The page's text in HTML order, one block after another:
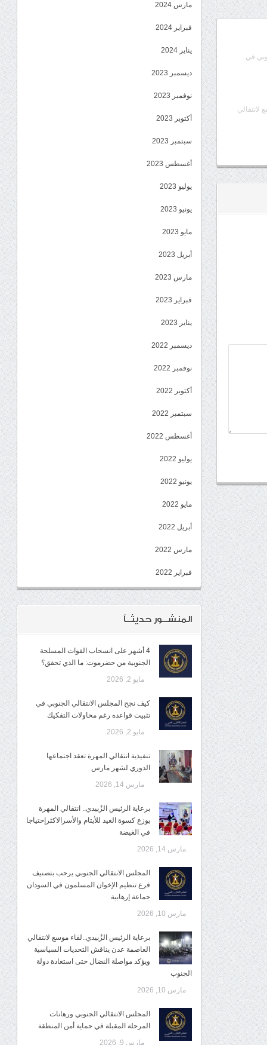
في
لانتقالي
مارس 2024
فبراير 2024
يناير 2024
ديسمبر 2023
نوفمبر 2023
أكتوبر 2023
سبتمبر 2023
أغسطس 2023
يوليو 2023
يونيو 2023
مايو 2023
أبريل 2023
مارس 2023
فبراير 2023
يناير 2023
ديسمبر 2022
نوفمبر 2022
أكتوبر 2022
سبتمبر 2022
أغسطس 2022
يوليو 2022
يونيو 2022
مايو 2022
أبريل 2022
مارس 2022
فبراير 2022
المنشــور حديثــاً
4 أشهر على انسحاب القوات المسلحة
الجنوبية من حضرموت: ما الذي تحقق؟
مايو 2, 2026
كيف نجح المجلس الانتقالي الجنوبي في
تثبيت قواعده رغم محاولات التفكيك
مايو 2, 2026
تنفيذية انتقالي المهرة تعقد اجتماعها
الدوري لشهر مارس
مارس 14, 2026
برعاية الرئيس الزُبيدي.. انتقالي المهرة
يوزع كسوة العيد للأيتام والأسرالاكثرإحتياجا
في الغيضة
مارس 14, 2026
المجلس الانتقالي الجنوبي يرحب بتصنيف
فرع تنظيم الإخوان المسلمون في السودان
جماعة إرهابية
مارس 10, 2026
برعاية الرئيس الزُبيدي..لقاء موسع لانتقالي
العاصمة عدن يناقش التحديات السياسية
ويؤكد مواصلة النضال حتى استعادة دولة
الجنوب
مارس 10, 2026
المجلس الانتقالي الجنوبي ورهانات
المرحلة المقبلة في حماية أمن المنطقة
مارس 9, 2026